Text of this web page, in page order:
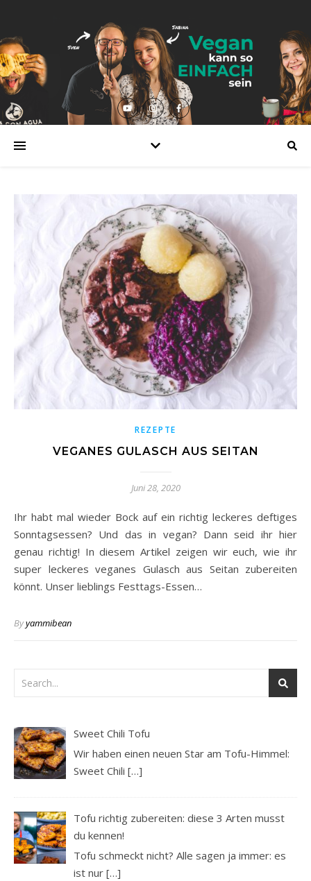
REZEPTE
VEGANES GULASCH AUS SEITAN
Juni 28, 2020
Ihr habt mal wieder Bock auf ein richtig leckeres deftiges
Sonntagsessen? Und das in vegan? Dann seid ihr hier
genau richtig! In diesem Artikel zeigen wir euch, wie ihr
super leckeres veganes Gulasch aus Seitan zubereiten
könnt. Unser lieblings Festtags-Essen…
Byyammibean
Sweet Chili Tofu
Wir haben einen neuen Star am Tofu-Himmel:
Sweet Chili[…]
Tofu richtig zubereiten: diese 3 Arten musst
du kennen!
Tofu schmeckt nicht? Alle sagen ja immer: es
ist nur[…]